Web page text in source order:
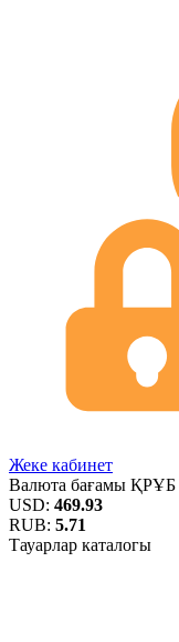
Жеке кабинет
Валюта бағамы ҚРҰБ
USD: 469.93
RUB: 5.71
Тауарлар каталогы